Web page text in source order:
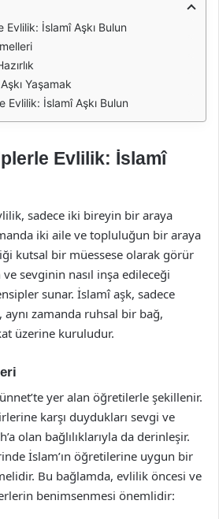
Evlilik: İslamî Aşkı Bulun
Yaşamak
Evlilik: İslamî Aşkı Bulun
Evlilik: İslamî
sadece iki bireyin bir araya
iki aile ve topluluğun bir araya
kutsal bir müessese olarak görür
sevginin nasıl inşa edileceği
sunar. İslamî aşk, sadece
zamanda ruhsal bir bağ,
üzerine kuruludur.
yer alan öğretilerle şekillenir.
karşı duydukları sevgi ve
olan bağlılıklarıyla da derinleşir.
İslam’ın öğretilerine uygun bir
Bu bağlamda, evlilik öncesi ve
benimsenmesi önemlidir: